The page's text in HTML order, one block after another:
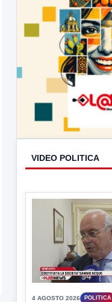
VIDEO POLITICA
4 AGOSTO 2026 POLITICA